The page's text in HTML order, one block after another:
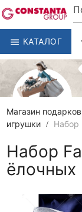
menu КАТАЛОГ
Магазин подарков
игрушки
Набор
Набор
ёлочных